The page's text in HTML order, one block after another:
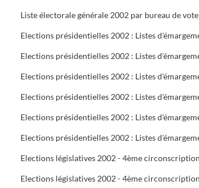
Liste électorale générale 2002 par bureau de vote